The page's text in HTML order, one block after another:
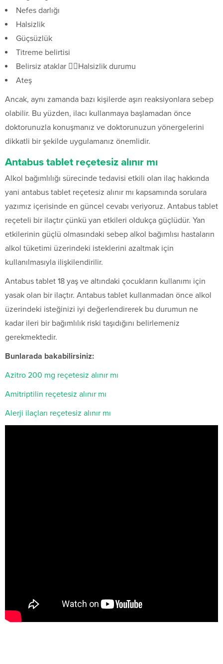
Nefes darlığı
Halsizlik
Güçsüzlük
Titreme belirtisi
Belirsiz ataklar Halsizlik durumu
Ateş
Ancak, aynı zamanda bazı kişilerde aşırı reaksiyonlara sebep
olabilir. Bu yüzden, ilacı kullanmaya başlamadan önce
doktorunuzla konuşmanız ve doktorunuzun yönergelerini
dikkatli bir şekilde uygulamanız önemlidir.
Antabus tablet reçetesiz alınır mı
Alkol bağımlılığı sürecinde tedavisi etkili olan ilaç hakkında
yani antabus tablet reçetesiz alınır mı kapsamında sorulara
yazımız içerisinde en güncel cevabı veriyoruz. Antabus tablet
reçeteli bir ilaçtır çünkü yan etkileri oldukça güçlüdür. Yan
etkilerinin güçlü olmasındaki sebep alkol bağımlısı hastaların
alkol tüketimi üzerindeki isteklerini azaltmak için
kullanılmasıyla ilişkilendirilir.
Antabus tablet 18 yaş ve altındaki çocukların kullanımı için
yasak olan bir ilaçtır. Antabus tablet kullanmadan önce alkol
üzerindeki isteğinizi iyi değerlendirerek bu durumun ne
kadar ileri bir bağımlılık riski taşıdığını belirlemeniz
gerekmektedir.
Bunlarada bakabilirsiniz:
Azitro 200 mg reçetesiz alınır mı
Amitriptilin reçetesiz alınır mı
Alerji ilaçları reçetesiz alınır mı